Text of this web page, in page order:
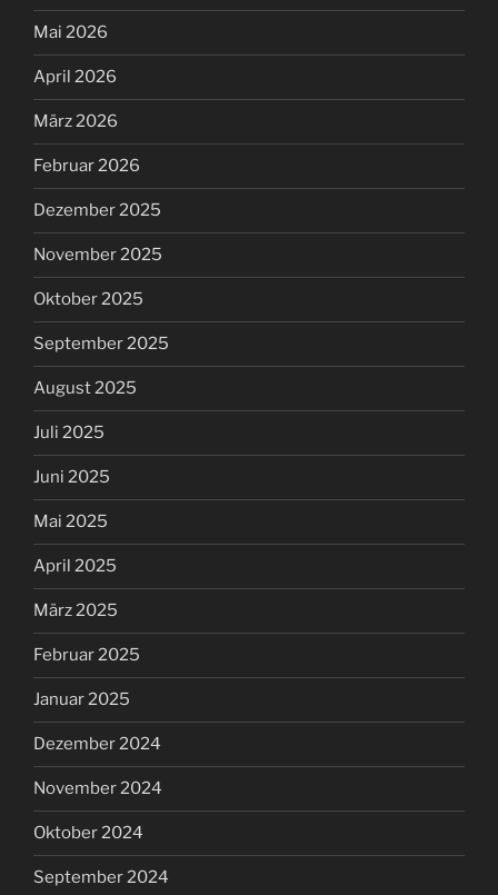
Mai 2026
April 2026
März 2026
Februar 2026
Dezember 2025
November 2025
Oktober 2025
September 2025
August 2025
Juli 2025
Juni 2025
Mai 2025
April 2025
März 2025
Februar 2025
Januar 2025
Dezember 2024
November 2024
Oktober 2024
September 2024